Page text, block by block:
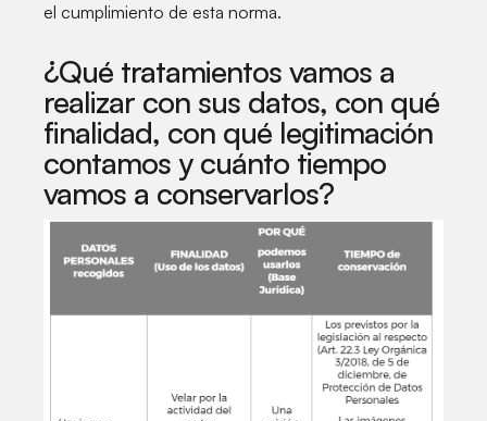
el cumplimiento de esta norma.
¿Qué tratamientos vamos a
realizar con sus datos, con qué
finalidad, con qué legitimación
contamos y cuánto tiempo
vamos a conservarlos?